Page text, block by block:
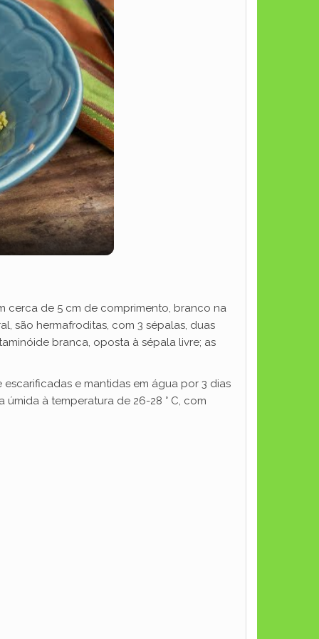
cerca de 5 cm de comprimento, branco na
são hermafroditas, com 3 sépalas, duas
branca, oposta à sépala livre; as
e mantidas em água por 3 dias
à temperatura de 26-28 ° C, com